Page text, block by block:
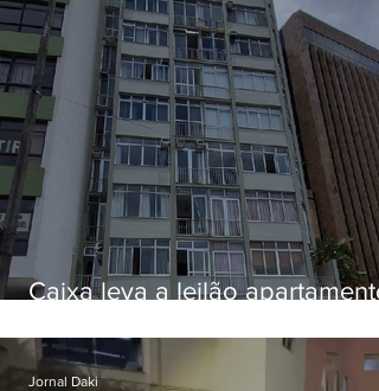
Caixa leva a leilão apartamento
Botafogo
Jornal Daki